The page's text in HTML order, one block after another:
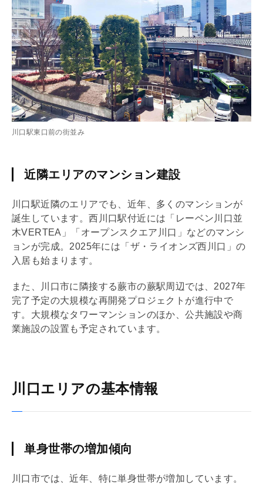
川口駅東口前の街並み
近隣エリアのマンション建設
川口駅近隣のエリアでも、近年、多くのマンションが
誕生しています。西川口駅付近には「レーベン川口並
木VERTEA」「オープンスクエア川口」などのマンシ
ョンが完成。2025年には「ザ・ライオンズ西川口」の
入居も始まります。
また、川口市に隣接する蕨市の蕨駅周辺では、2027年
完了予定の大規模な再開発プロジェクトが進行中で
す。大規模なタワーマンションのほか、公共施設や商
業施設の設置も予定されています。
川口エリアの基本情報
単身世帯の増加傾向
川口市では、近年、特に単身世帯が増加しています。